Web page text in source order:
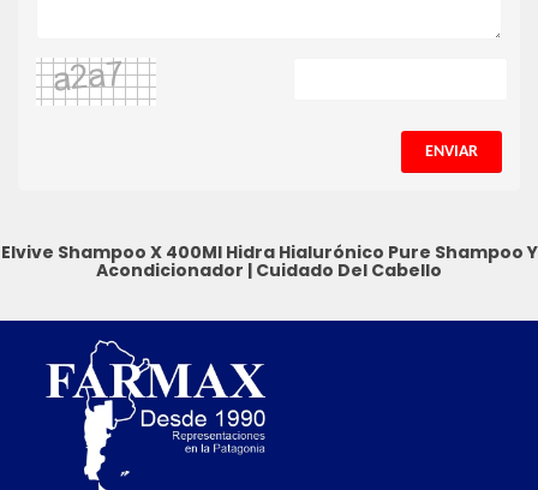
ENVIAR
Elvive Shampoo X 400Ml Hidra Hialurónico Pure Shampoo Y
Acondicionador | Cuidado Del Cabello